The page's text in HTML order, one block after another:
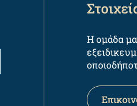
Η ομάδα